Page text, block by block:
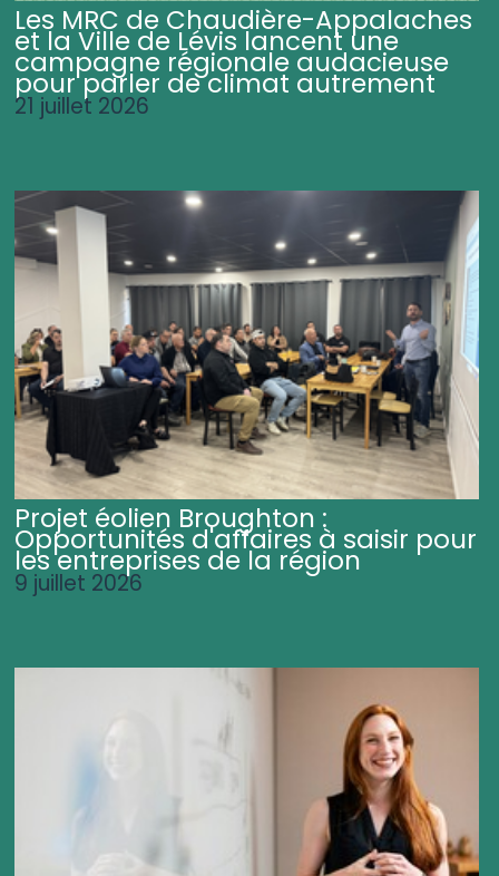
Les MRC de Chaudière-Appalaches
et la Ville de Lévis lancent une
campagne régionale audacieuse
pour parler de climat autrement
21 juillet 2026
Projet éolien Broughton :
Opportunités d'affaires à saisir pour
les entreprises de la région
9 juillet 2026